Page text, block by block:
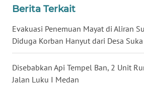
Berita Terkait
Evakuasi Penemuan Mayat di Aliran
Diduga Korban Hanyut dari Desa
Disebabkan Api Tempel Ban, 2 Unit
Jalan Luku I Medan
NIAS
WN
LANGKAT
WN
TAPANULI